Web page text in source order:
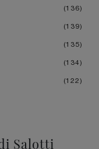
136
139
135
134
122
Salotti